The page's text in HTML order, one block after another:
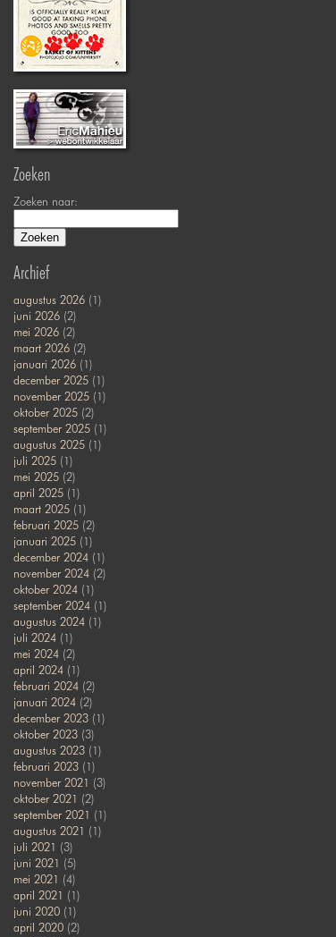
Zoeken
Zoeken naar:
Archief
augustus 2026(1)
juni 2026(2)
mei 2026(2)
maart 2026(2)
januari 2026(1)
december 2025(1)
november 2025(1)
oktober 2025(2)
september 2025(1)
augustus 2025(1)
juli 2025(1)
mei 2025(2)
april 2025(1)
maart 2025(1)
februari 2025(2)
januari 2025(1)
december 2024(1)
november 2024(2)
oktober 2024(1)
september 2024(1)
augustus 2024(1)
juli 2024(1)
mei 2024(2)
april 2024(1)
februari 2024(2)
januari 2024(2)
december 2023(1)
oktober 2023(3)
augustus 2023(1)
februari 2023(1)
november 2021 (3)
oktober 2021 (2)
september 2021 (1)
augustus 2021 (1)
juli 2021 (3)
juni 2021 (5)
mei 2021 (4)
april 2021 (1)
juni 2020(1)
april 2020(2)